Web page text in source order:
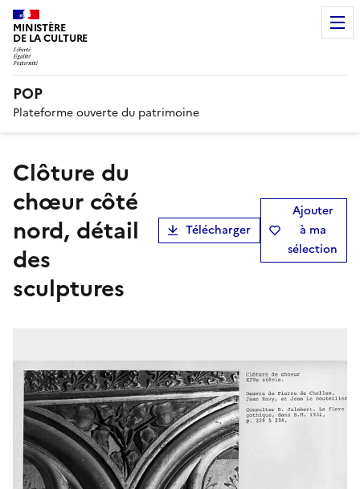
MINISTÈRE
DE LA CULTURE
POP
Plateforme ouverte du patrimoine
Clôture du
chœur côté
nord, détail
des
sculptures
Télécharger
Ajouter
à ma
sélection